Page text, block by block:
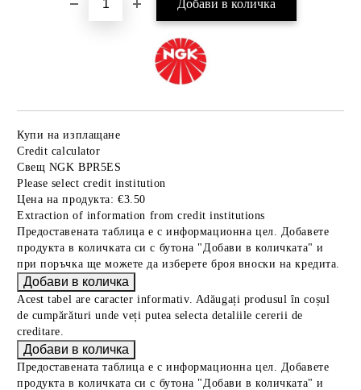
Купи на изплащане
Credit calculator
Свещ NGK BPR5ES
Please select credit institution
Цена на продукта: €3.50
Extraction of information from credit institutions
Предоставената таблица е с информационна цел. Добавете
продукта в количката си с бутона "Добави в количката" и
при поръчка ще можете да изберете броя вноски на кредита.
Acest tabel are caracter informativ. Adăugați produsul în coșul
de cumpărături unde veți putea selecta detaliile cererii de
creditare.
Предоставената таблица е с информационна цел. Добавете
продукта в количката си с бутона "Добави в количката" и